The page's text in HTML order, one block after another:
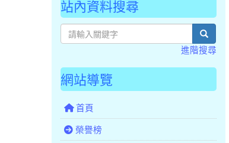
站內資料搜尋
search
進階搜尋
網站導覽
首頁
榮譽榜